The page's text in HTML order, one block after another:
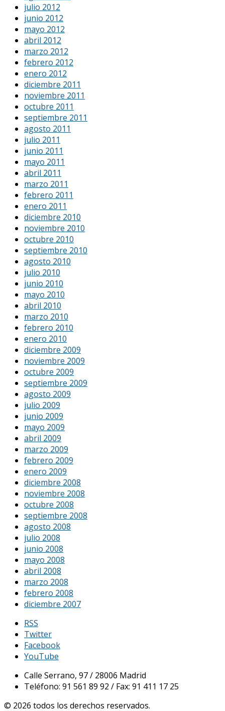
julio 2012
junio 2012
mayo 2012
abril 2012
marzo 2012
febrero 2012
enero 2012
diciembre 2011
noviembre 2011
octubre 2011
septiembre 2011
agosto 2011
julio 2011
junio 2011
mayo 2011
abril 2011
marzo 2011
febrero 2011
enero 2011
diciembre 2010
noviembre 2010
octubre 2010
septiembre 2010
agosto 2010
julio 2010
junio 2010
mayo 2010
abril 2010
marzo 2010
febrero 2010
enero 2010
diciembre 2009
noviembre 2009
octubre 2009
septiembre 2009
agosto 2009
julio 2009
junio 2009
mayo 2009
abril 2009
marzo 2009
febrero 2009
enero 2009
diciembre 2008
noviembre 2008
octubre 2008
septiembre 2008
agosto 2008
julio 2008
junio 2008
mayo 2008
abril 2008
marzo 2008
febrero 2008
diciembre 2007
RSS
Twitter
Facebook
YouTube
Calle Serrano, 97 / 28006 Madrid
Teléfono: 91 561 89 92 / Fax: 91 411 17 25
© 2026 todos los derechos reservados.